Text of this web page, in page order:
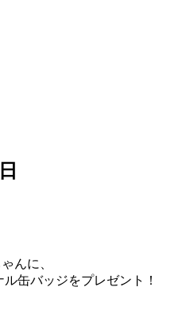
んに、
缶バッジをプレゼント！